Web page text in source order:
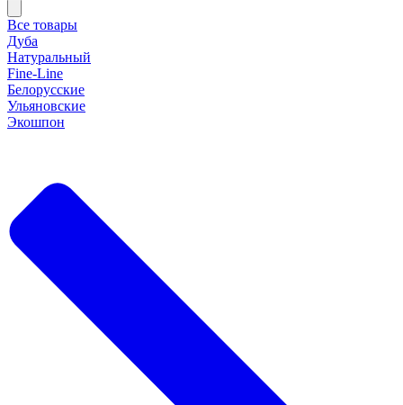
Все товары
Дуба
Натуральный
Fine-Line
Белорусские
Ульяновские
Экошпон